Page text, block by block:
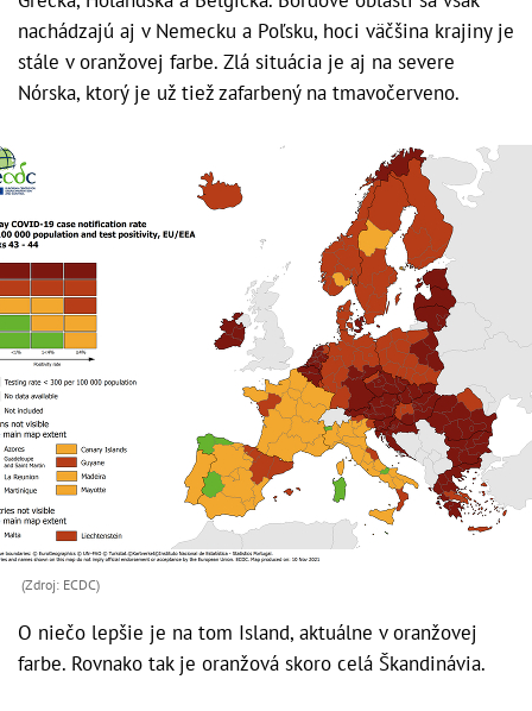
nachádzajú aj v Nemecku a Poľsku, hoci väčšina krajiny je
stále v oranžovej farbe. Zlá situácia je aj na severe
Nórska, ktorý je už tiež zafarbený na tmavočerveno.
(Zdroj: ECDC)
O niečo lepšie je na tom Island, aktuálne v oranžovej
farbe. Rovnako tak je oranžová skoro celá Škandinávia.